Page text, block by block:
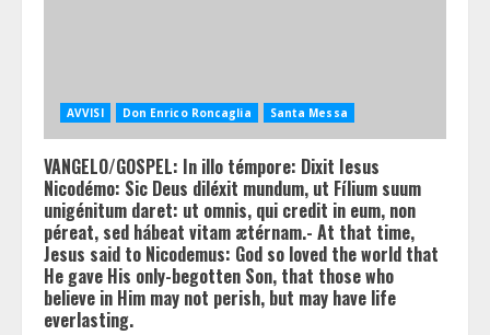
AVVISI Don Enrico Roncaglia Santa Messa
VANGELO/GOSPEL: In illo témpore: Dixit Iesus
Nicodémo: Sic Deus diléxit mundum, ut Fílium suum
unigénitum daret: ut omnis, qui credit in eum, non
péreat, sed hábeat vitam ætérnam.- At that time,
Jesus said to Nicodemus: God so loved the world that
He gave His only-begotten Son, that those who
believe in Him may not perish, but may have life
everlasting.